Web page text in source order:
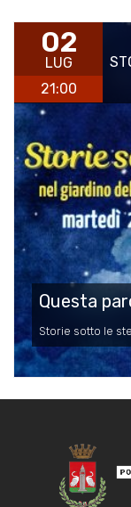
02
LUG
21:00
Questa
Storie sotto le